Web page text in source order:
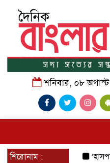
শনিবার, ০৮
শিরোনাম :